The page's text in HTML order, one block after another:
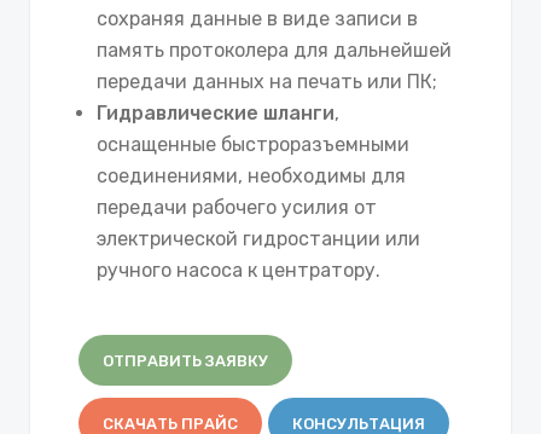
сохраняя данные в виде записи в
память протоколера для дальнейшей
передачи данных на печать или ПК;
Гидравлические шланги,
оснащенные быстроразъемными
соединениями, необходимы для
передачи рабочего усилия от
электрической гидростанции или
ручного насоса к центратору.
ОТПРАВИТЬ ЗАЯВКУ
СКАЧАТЬ ПРАЙС КОНСУЛЬТАЦИЯ